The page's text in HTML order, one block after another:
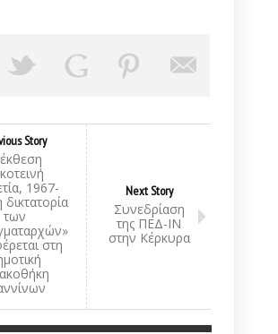
Story
1967-
των
στη
Next Story
Συνεδρίαση
της ΠΕΔ-ΙΝ
στην Κέρκυρα